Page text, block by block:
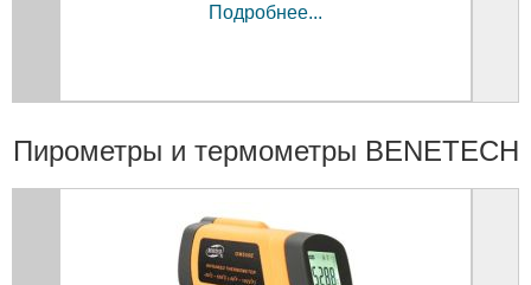
Подробнее...
Пирометры и термометры BENETECH